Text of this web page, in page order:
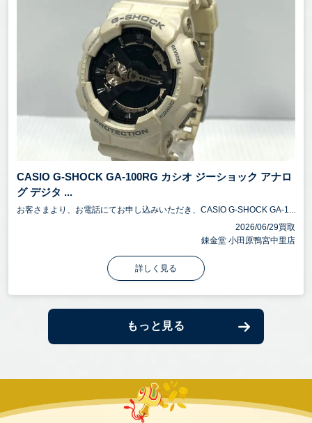
CASIO G-SHOCK GA-100RG カシオ ジーショック アナロ
グ デジタ ...
お客さまより、お電話にてお申し込みいただき、CASIO G-SHOCK GA-1...
2026/06/29買取
錬金堂 小田原鴨宮中里店
詳しく見る
もっと見る